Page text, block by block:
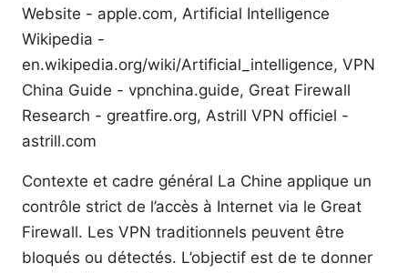
Website - apple.com, Artificial Intelligence
Wikipedia -
en.wikipedia.org/wiki/Artificial_intelligence, VPN
China Guide - vpnchina.guide, Great Firewall
Research - greatfire.org, Astrill VPN officiel -
astrill.com
Contexte et cadre général La Chine applique un
contrôle strict de l’accès à Internet via le Great
Firewall. Les VPN traditionnels peuvent être
bloqués ou détectés. L’objectif est de te donner